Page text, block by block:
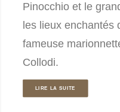
Pinocchio et le
les lieux enchantés
fameuse
Collodi.
LIRE LA SUITE